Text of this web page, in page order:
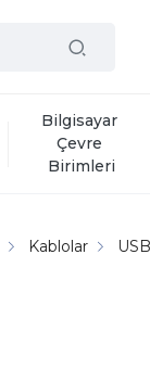
Bilgisayar
Çevre
Birimleri
Kablolar